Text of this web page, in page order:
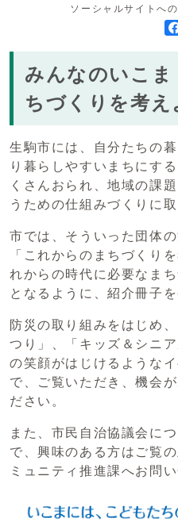
ソーシャルサイトへ
みんなのいこ
ちづくりを考え
生駒市には、自分たちの
り暮らしやすいまちにす
くさんおられ、地域の課
うための仕組みづくりに
市では、そういった団体
「これからのまちづくり
れからの時代に必要なま
となるように、紹介冊子を
防災の取り組みをはじめ
つり」、「キッズ＆シニ
の笑顔がはじけるような
で、ご覧いただき、機会
ださい。
また、市民自治協議会に
で、興味のある方はご覧
ミュニティ推進課へお問